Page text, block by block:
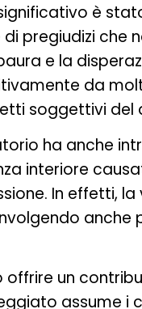
è
pregiudizi che
e la
da
soggettivi del
ha anche
interiore
In effetti,
un
assume i